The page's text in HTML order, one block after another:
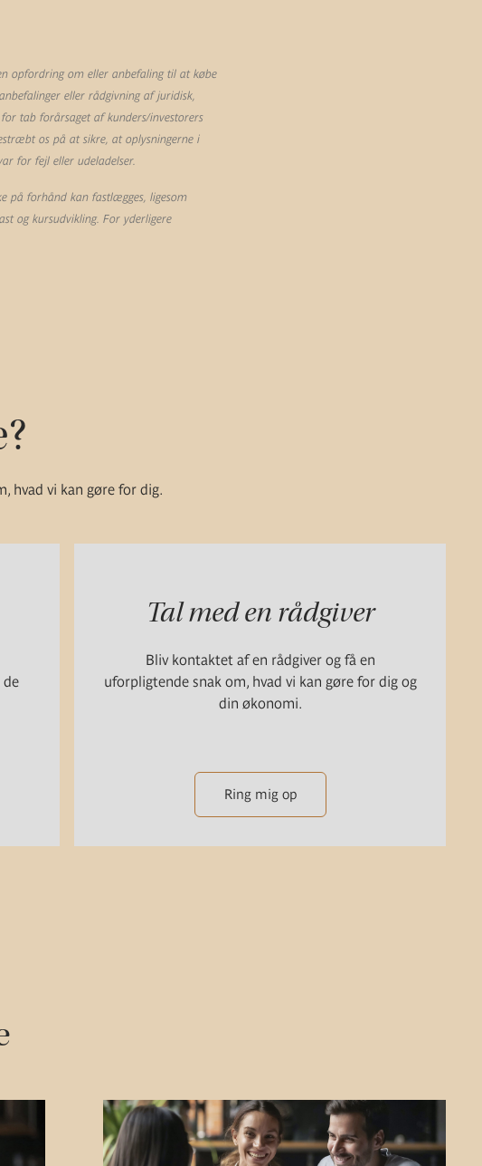
opfordring om eller anbefaling til at købe
eller rådgivning af juridisk,
tab forårsaget af kunders/investorers
os på at sikre, at oplysningerne i
for fejl eller udeladelser.
på forhånd kan fastlægges, ligesom
og kursudvikling. For yderligere
hvad vi kan gøre for dig.
de
Tal med en rådgiver
Bliv kontaktet af en rådgiver og få en
uforpligtende snak om, hvad vi kan gøre for dig og
din økonomi.
Ring mig op